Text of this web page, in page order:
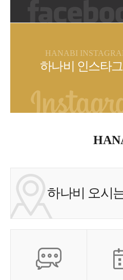
HANABI
하나비 인스타
하나비 오시